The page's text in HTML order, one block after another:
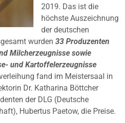
2019. Das ist die
höchste Auszeichnung
der deutschen
wurden 33 Produzenten
Milcherzeugnisse sowie
und Kartoffelerzeugnisse
fand im Meistersaal in
Dr. Katharina Böttcher
der DLG (Deutsche
Hubertus Paetow, die Preise.